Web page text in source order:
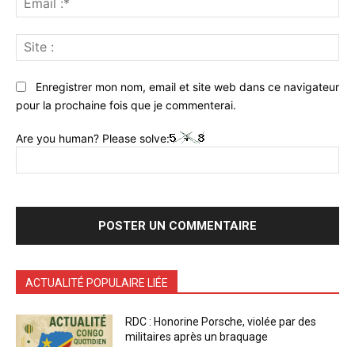
:*
:
Enregistrer mon nom, email et site web dans ce navigateur
pour la prochaine fois que je commenterai.
Are you human? Please solve:
ACTUALITÉ POPULAIRE LIÉE
RDC : Honorine Porsche, violée par des
militaires après un braquage